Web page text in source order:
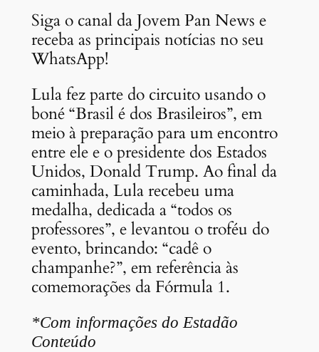
Siga o canal da Jovem Pan News e
receba as principais notícias no seu
WhatsApp!
Lula fez parte do circuito usando o
boné “Brasil é dos Brasileiros”, em
meio à preparação para um encontro
entre ele e o presidente dos Estados
Unidos, Donald Trump. Ao final da
caminhada, Lula recebeu uma
medalha, dedicada a “todos os
professores”, e levantou o troféu do
evento, brincando: “cadê o
champanhe?”, em referência às
comemorações da Fórmula 1.
*Com informações do Estadão
Conteúdo